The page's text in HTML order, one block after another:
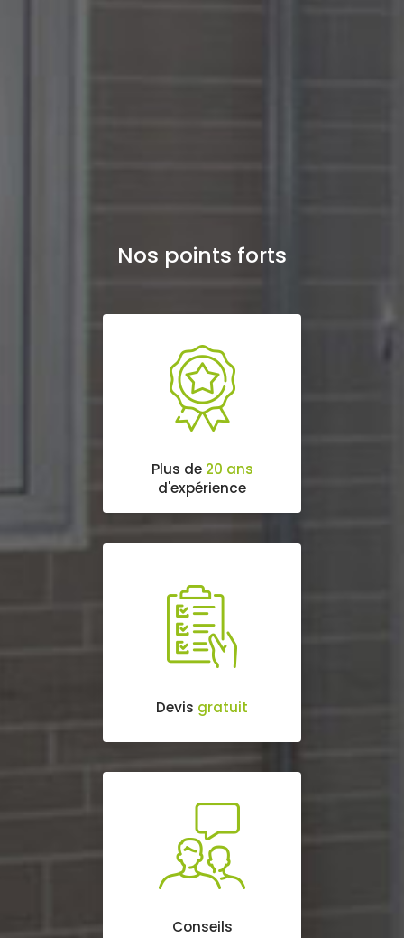
Nos points forts
Plus de 20 ans
d'expérience
Devis gratuit
Conseils